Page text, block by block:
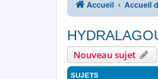
Accueil Accueil
Nouveau sujet
SUJETS